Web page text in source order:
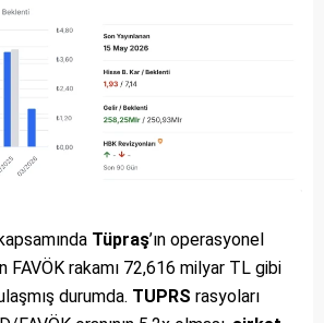
Tüpraş’ın operasyonel
FAVÖK rakamı 72,616 milyar TL gibi
durumda. TUPRS rasyoları